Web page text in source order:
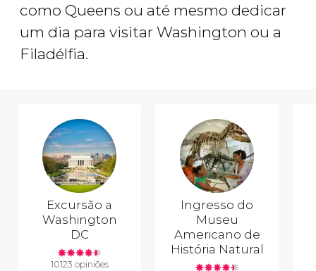
como Queens ou até mesmo dedicar
um dia para visitar Washington ou a
Filadélfia.
Excursão a
Washington
DC
10123 opiniões
Ingresso do
Museu
Americano de
História Natural